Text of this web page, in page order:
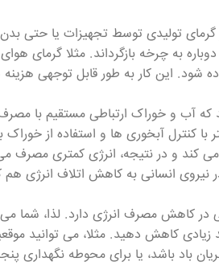
گرمای تولیدی توسط تجهیزات یا حتی
دوباره به چرخه بازگرداند. مثلا
شود. این کار به طور قابل توجهی
آب و خوراک ارتباطی مستقیم با
کنترل آبخوری ها و استفاده از
می کند و در نتیجه، انرژی کمتری
نیروی انسانی به کاهش اتلاف انرژی
مصرف انرژی دارد. لذا، شما می
کاهش دهید. مثلا، می توانید
باد باشد، یا برای محوطه